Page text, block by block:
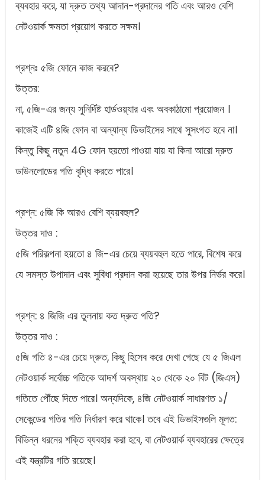
ব্যবহার করে, যা দ্রুত তথ্য আদান-প্রদানের গতি এবং আরও বেশি
নেটওয়ার্ক ক্ষমতা প্রয়োগ করতে সক্ষম।
প্রশ্নঃ ৫জি ফোনে কাজ করবে?
উত্তর:
না, ৫জি-এর জন্য সুনির্দিষ্ট হার্ডওয়্যার এবং অবকাঠামো প্রয়োজন ।
কাজেই এটি ৪জি ফোন বা অন্যান্য ডিভাইসের সাথে সুসংগত হবে না।
কিন্তু কিছু নতুন 4G ফোন হয়তো পাওয়া যায় যা কিনা আরো দ্রুত
ডাউনলোডের গতি বৃদ্ধি করতে পারে।
প্রশ্ন: ৫জি কি আরও বেশি ব্যয়বহুল?
উত্তর দাও :
৫জি পরিকল্পনা হয়তো ৪ জি-এর চেয়ে ব্যয়বহুল হতে পারে, বিশেষ করে
যে সমস্ত উপাদান এবং সুবিধা প্রদান করা হয়েছে তার উপর নির্ভর করে।
প্রশ্ন: ৪ জিজি এর তুলনায় কত দ্রুত গতি?
উত্তর দাও :
৫জি গতি ৪-এর চেয়ে দ্রুত, কিছু হিসেব করে দেখা গেছে যে ৫ জিএল
নেটওয়ার্ক সর্বোচ্চ গতিকে আদর্শ অবস্থায় ২০ থেকে ২০ বিট (জিএস)
গতিতে পৌঁছে দিতে পারে। অন্যদিকে, ৪জি নেটওয়ার্ক সাধারণত ১/
সেকেন্ডের গতির গতি নির্ধারণ করে থাকে। তবে এই ডিভাইসগুলি মূলত:
বিভিন্ন ধরনের শক্তি ব্যবহার করা হবে, বা নেটওয়ার্ক ব্যবহারের ক্ষেত্রে
এই যন্ত্রটির গতি রয়েছে।